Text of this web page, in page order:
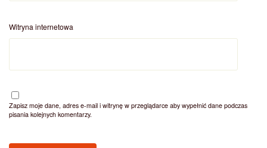
Witryna internetowa
Zapisz moje dane, adres e-mail i witrynę w przeglądarce aby wypełnić dane podczas
pisania kolejnych komentarzy.